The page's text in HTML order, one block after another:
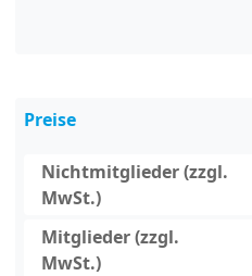
Preise
Nichtmitglieder (zzgl.
MwSt.)
Mitglieder (zzgl.
MwSt.)